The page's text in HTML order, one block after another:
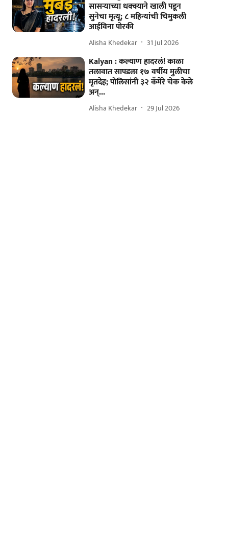
सासऱ्याच्या धक्क्याने खाली पडून
सुनेचा मृत्यू; ८ महिन्यांची चिमुकली
आईविना पोरकी
Alisha Khedekar 31 Jul 2026
Kalyan : कल्याण हादरलं! काळा
तलावात सापडला १७ वर्षीय मुलीचा
मृतदेह; पोलिसांनी ३२ कॅमेरे चेक केले
अन्...
Alisha Khedekar 29 Jul 2026